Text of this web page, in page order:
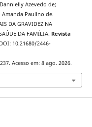
Azevedo de;
Amanda Paulino de.
DA GRAVIDEZ NA
DA FAMÍLIA. Revista
10.21680/2446-
Acesso em: 8 ago. 2026.